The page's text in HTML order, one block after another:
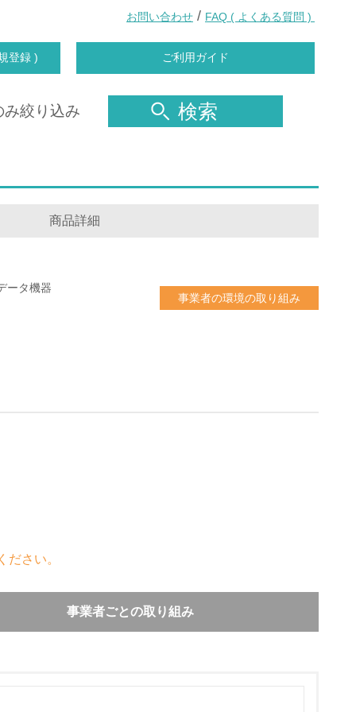
お問い合わせ / FAQ ( よくある質問 )
登録 ) ご利用ガイド
み絞り込み 検索
商品詳細
ータ機器
事業者の環境の取り組み
さい。
事業者ごとの取り組み